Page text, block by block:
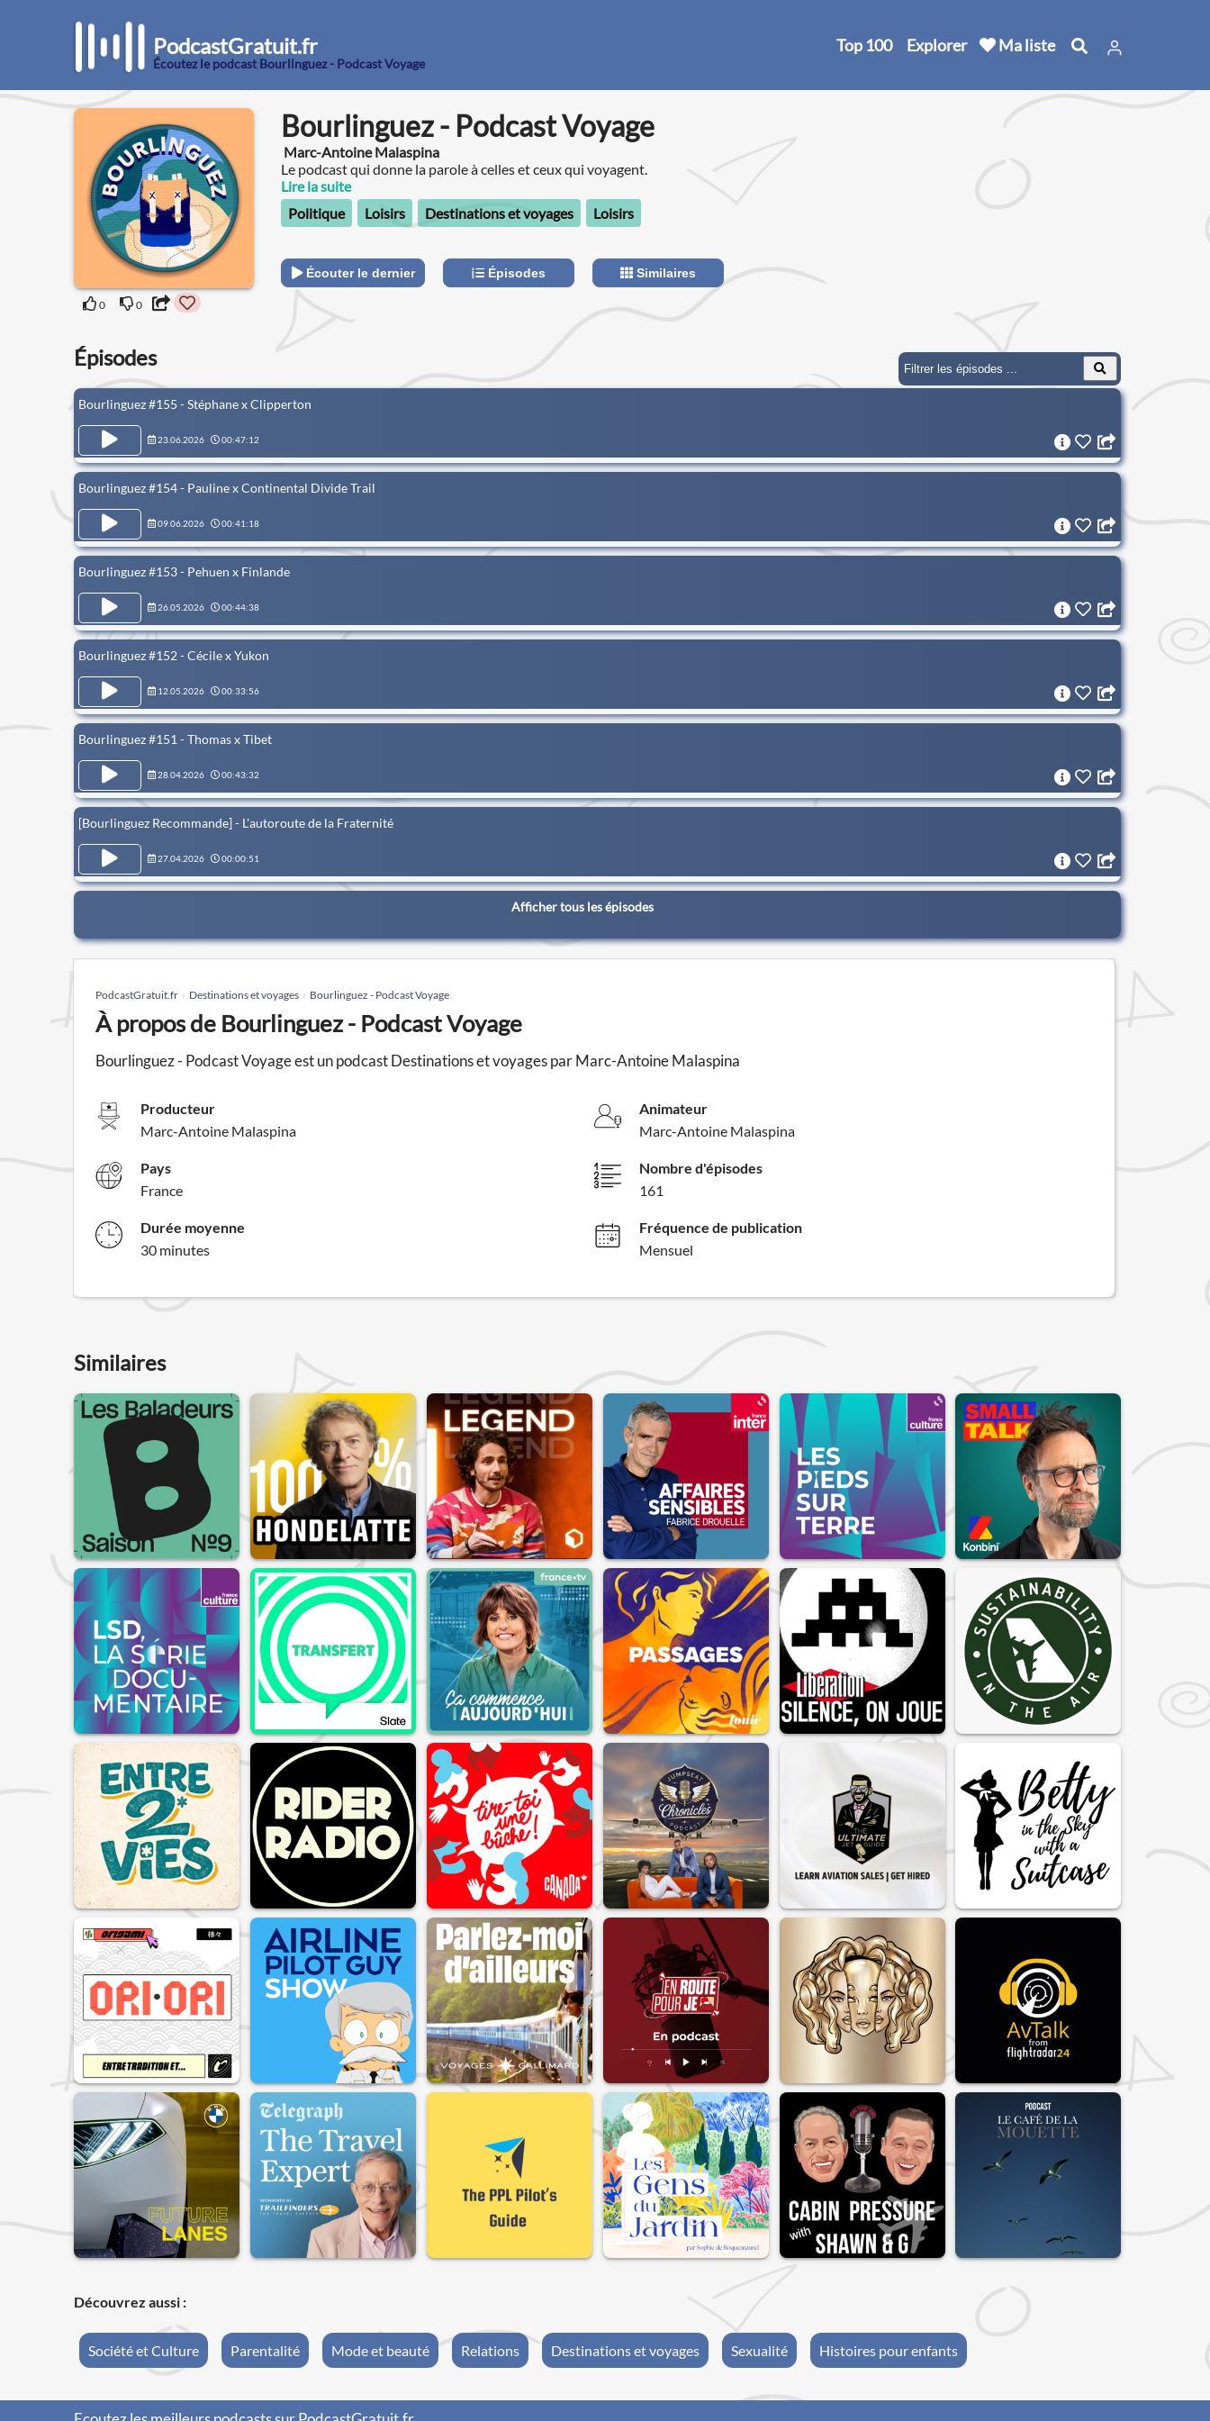
PodcastGratuit.fr
Écoutez le podcast Bourlinguez - Podcast Voyage
Top 100 Explorer Ma liste
0 0
Bourlinguez - Podcast Voyage
Marc-Antoine Malaspina
Le podcast qui donne la parole à celles et ceux qui voyagent.
Lire la suite
Politique
Loisirs Destinations et voyages Loisirs
Écouter le dernier Épisodes Similaires
Épisodes
Bourlinguez #155 - Stéphane x Clipperton
23.06.2026 00:47:12
Bourlinguez #154 - Pauline x Continental Divide Trail
09.06.2026 00:41:18
Bourlinguez #153 - Pehuen x Finlande
26.05.2026 00:44:38
Bourlinguez #152 - Cécile x Yukon
12.05.2026 00:33:56
Bourlinguez #151 - Thomas x Tibet
28.04.2026 00:43:32
[Bourlinguez Recommande] - L'autoroute de la Fraternité
27.04.2026 00:00:51
Afficher tous les épisodes
PodcastGratuit.fr Destinations et voyages Bourlinguez - Podcast Voyage
À propos de Bourlinguez - Podcast Voyage
Bourlinguez - Podcast Voyage est un podcast Destinations et voyages par Marc-Antoine Malaspina
Producteur
Marc-Antoine Malaspina
Animateur
Marc-Antoine Malaspina
Pays
France
Nombre d'épisodes
161
Durée moyenne
30 minutes
Fréquence de publication
Mensuel
Similaires
Découvrez aussi :
Société et Culture Parentalité Mode et beauté Relations Destinations et voyages Sexualité Histoires pour enfants